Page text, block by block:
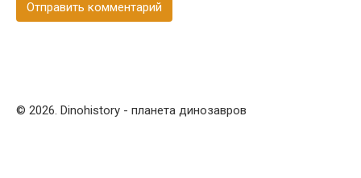
© 2026. Dinohistory - планета динозавров